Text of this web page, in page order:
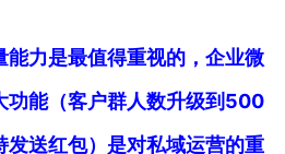
能力是最值得重视的，企业微
功能（客户群人数升级到500
发送红包）是对私域运营的重